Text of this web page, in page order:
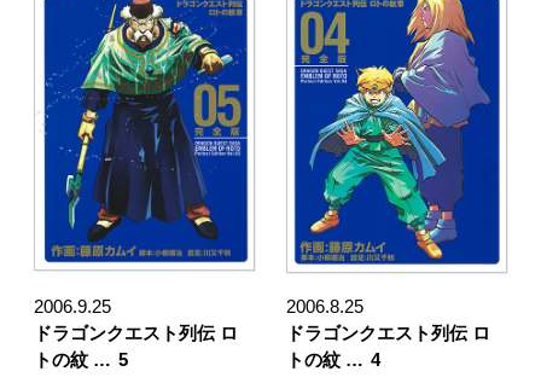
2006.9.25
ドラゴンクエスト列伝 ロ
トの紋 … 5
2006.8.25
ドラゴンクエスト列伝 ロ
トの紋 … 4